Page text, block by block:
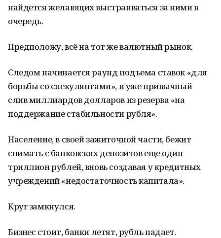
найдется желающих выстраиваться за ними в
очередь.
Предположу, всё на тот же валютный рынок.
Следом начинается раунд подъема ставок «для
борьбы со спекулянтами», и уже привычный
слив миллиардов долларов из резерва «на
поддержание стабильности рубля».
Население, в своей зажиточной части, бежит
снимать с банковских депозитов еще один
триллион рублей, вновь создавая у кредитных
учреждений «недостаточность капитала».
Круг замкнулся.
Бизнес стоит, банки летят, рубль падает.